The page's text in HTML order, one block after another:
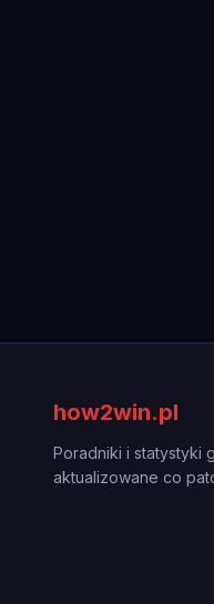
how2win.pl
Poradniki i statystyki
aktualizowane co